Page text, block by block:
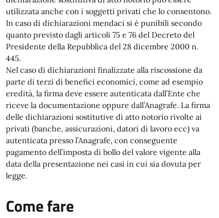
utilizzata anche con i soggetti privati che lo consentono.
In caso di dichiarazioni mendaci si è punibili secondo
quanto previsto dagli articoli 75 e 76 del Decreto del
Presidente della Repubblica del 28 dicembre 2000 n.
445.
Nel caso di dichiarazioni finalizzate alla riscossione da
parte di terzi di benefici economici, come ad esempio
eredità, la firma deve essere autenticata dall’Ente che
riceve la documentazione oppure dall’Anagrafe. La firma
delle dichiarazioni sostitutive di atto notorio rivolte ai
privati (banche, assicurazioni, datori di lavoro ecc) va
autenticata presso l’Anagrafe, con conseguente
pagamento dell’imposta di bollo del valore vigente alla
data della presentazione nei casi in cui sia dovuta per
legge.
Come fare